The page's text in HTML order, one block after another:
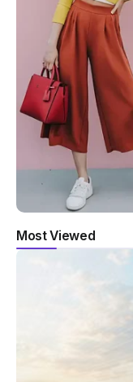
Most Viewed